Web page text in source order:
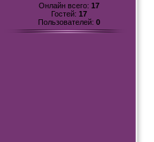
Онлайн всего: 17
Гостей: 17
Пользователей: 0